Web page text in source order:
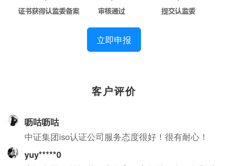
立即申报
客户评价
呖咕呖咕
中证集团iso认证公司服务态度很好！很有耐心！
yuy*****0